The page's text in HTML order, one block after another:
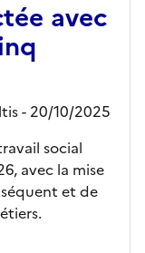
avec
- 20/10/2025
social
avec la mise
et de